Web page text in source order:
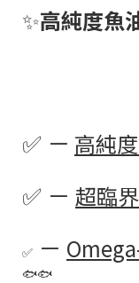
✨高純度魚
✅ － 高純
✅ － 超臨
✅ －
🐟🐟